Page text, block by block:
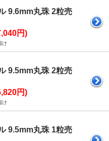
9.6mm丸珠 2粒売
円)
け
9.5mm丸珠 2粒売
円)
け
9.5mm丸珠 1粒売